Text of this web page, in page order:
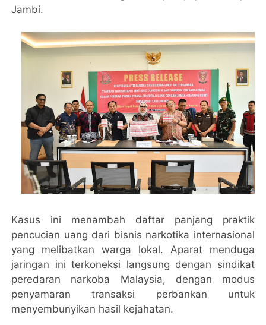
Jambi.
Kasus ini menambah daftar panjang praktik
pencucian uang dari bisnis narkotika internasional
yang melibatkan warga lokal. Aparat menduga
jaringan ini terkoneksi langsung dengan sindikat
peredaran narkoba Malaysia, dengan modus
penyamaran transaksi perbankan untuk
menyembunyikan hasil kejahatan.